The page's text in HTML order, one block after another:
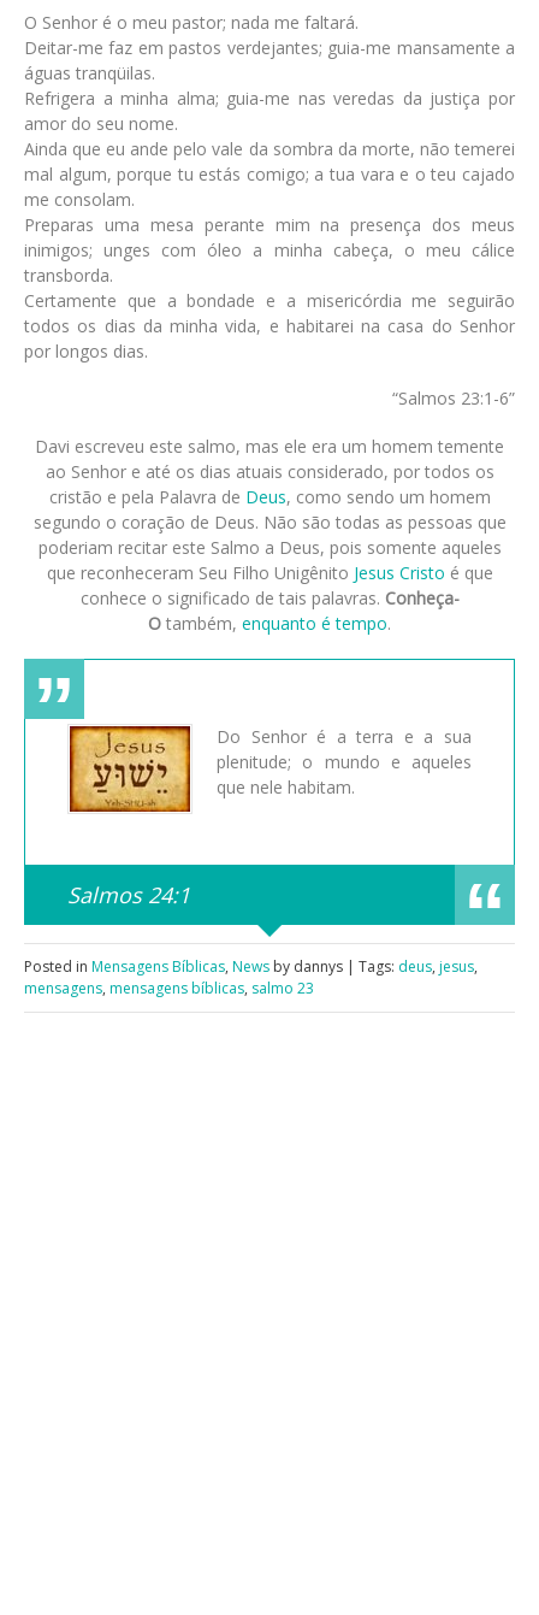
O Senhor é o meu pastor; nada me faltará.
Deitar-me faz em pastos verdejantes; guia-me mansamente a
águas tranqüilas.
Refrigera a minha alma; guia-me nas veredas da justiça por
amor do seu nome.
Ainda que eu ande pelo vale da sombra da morte, não temerei
mal algum, porque tu estás comigo; a tua vara e o teu cajado
me consolam.
Preparas uma mesa perante mim na presença dos meus
inimigos; unges com óleo a minha cabeça, o meu cálice
transborda.
Certamente que a bondade e a misericórdia me seguirão
todos os dias da minha vida, e habitarei na casa do Senhor
por longos dias.
“Salmos 23:1-6”
Davi escreveu este salmo, mas ele era um homem temente
ao Senhor e até os dias atuais considerado, por todos os
cristão e pela Palavra de Deus, como sendo um homem
segundo o coração de Deus. Não são todas as pessoas que
poderiam recitar este Salmo a Deus, pois somente aqueles
que reconheceram Seu Filho Unigênito Jesus Cristo é que
conhece o significado de tais palavras. Conheça-
O também, enquanto é tempo.
Do Senhor é a terra e a sua
plenitude; o mundo e aqueles
que nele habitam.
Salmos 24:1
Posted in Mensagens Bíblicas, News by dannys | Tags: deus, jesus,
mensagens, mensagens bíblicas, salmo 23